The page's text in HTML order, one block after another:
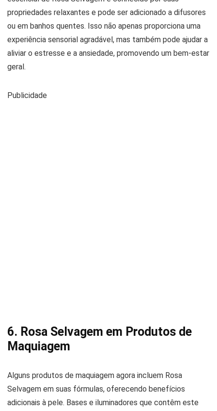
propriedades relaxantes e pode ser adicionado a difusores
ou em banhos quentes. Isso não apenas proporciona uma
experiência sensorial agradável, mas também pode ajudar a
aliviar o estresse e a ansiedade, promovendo um bem-estar
geral.
Publicidade
6. Rosa Selvagem em Produtos de
Maquiagem
Alguns produtos de maquiagem agora incluem Rosa
Selvagem em suas fórmulas, oferecendo benefícios
adicionais à pele. Bases e iluminadores que contêm este